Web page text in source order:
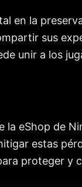
en la
sus
unir a los
la eShop de
estas
proteger y